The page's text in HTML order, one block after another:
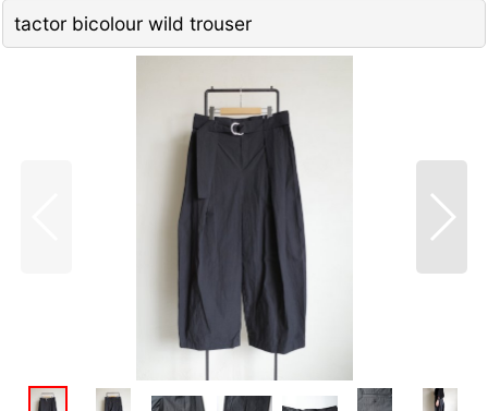
tactor bicolour wild trouser